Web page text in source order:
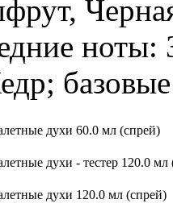
духи 60.0 мл (спрей)
духи - тестер 120.0 мл
духи 120.0 мл (спрей)